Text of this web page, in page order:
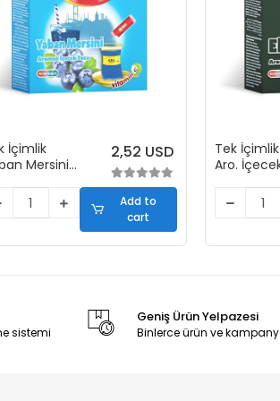
İçimlik
Mersini
Stick)
2,52 USD
Add to
cart
Tek
Aro.
sistemi
Geniş Ürün Yelpazesi
Binlerce ürün ve